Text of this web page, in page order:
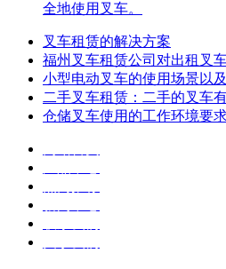
全地使用叉车。
叉车租赁的解决方案
福州叉车租赁公司对出租叉
小型电动叉车的使用场景以
二手叉车租赁：二手的叉车
仓储叉车使用的工作环境要